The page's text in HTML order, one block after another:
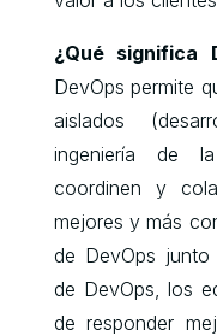
¿Qué significa
DevOps permite
aislados
ingeniería de
coordinen y
mejores y más
de DevOps junto
de DevOps, los
de responder